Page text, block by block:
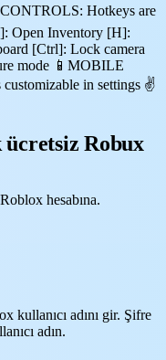
Hotkeys are
Open Inventory [H]:
[Ctrl]: Lock camera
mode 📱MOBILE
in settings ✌️
Robux
hesabına.
kullanıcı adını gir. Şifre
adın.